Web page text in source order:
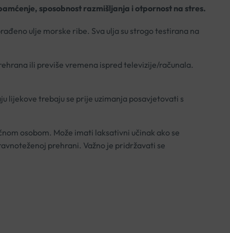
sposobnost razmišljanja i otpornost na stres.
ulje morske ribe. Sva ulja su strogo testirana na
ili previše vremena ispred televizije/računala.
lijekove trebaju se prije uzimanja posavjetovati s
osobom. Može imati laksativni učinak ako se
prehrani. Važno je pridržavati se